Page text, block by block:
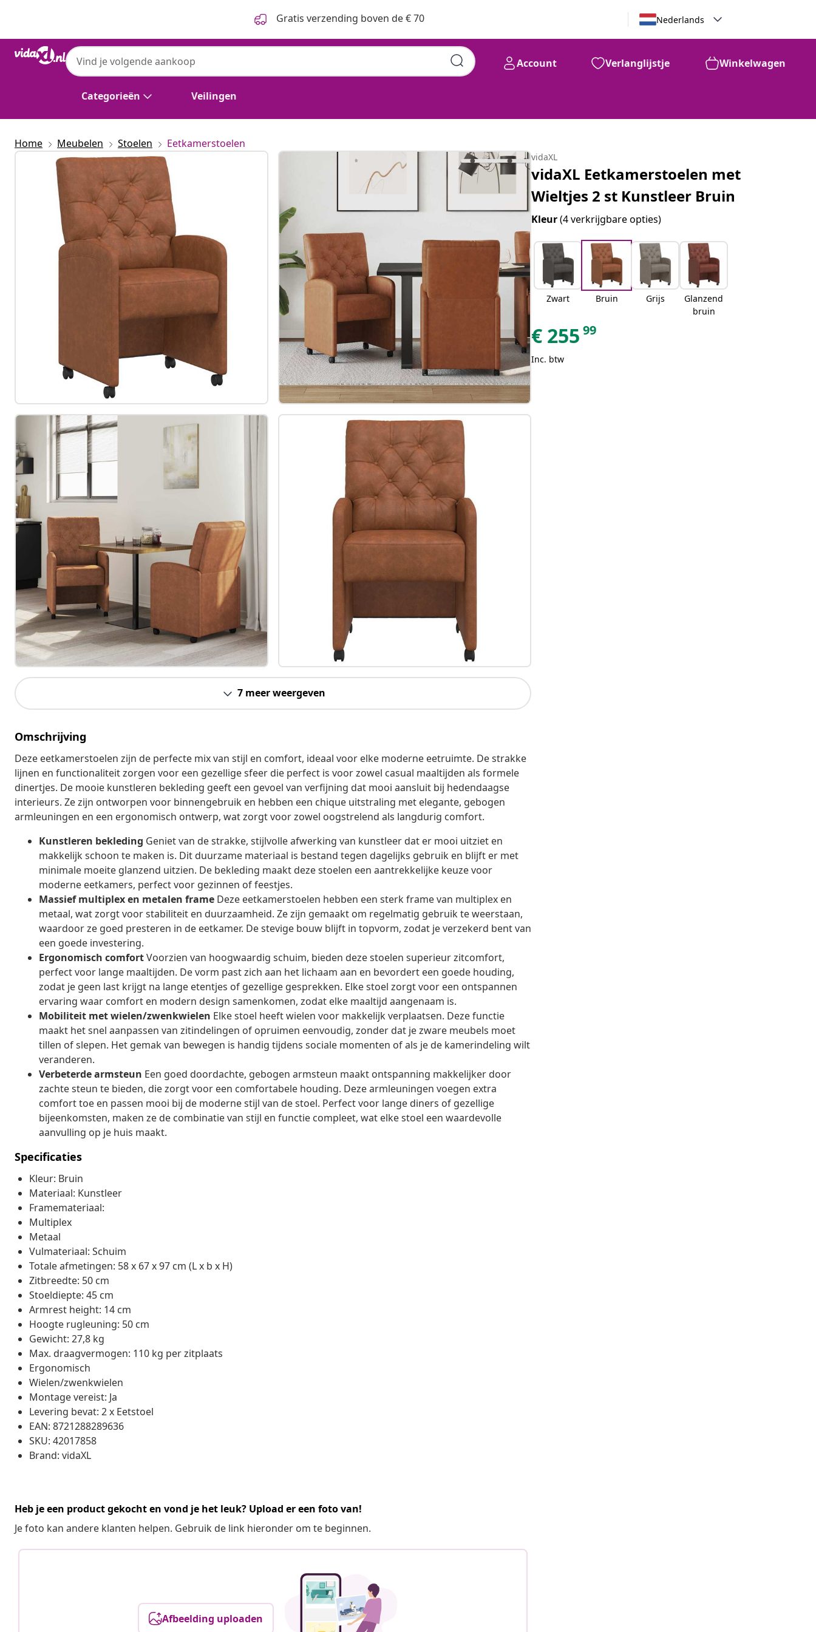
Gratis verzending boven de € 70 Nederlands
Categorieën Veilingen
Account Verlanglijstje Winkelwagen
Home Meubelen Stoelen Eetkamerstoelen
7 meer weergeven
Omschrijving
Deze eetkamerstoelen zijn de perfecte mix van stijl en comfort, ideaal voor elke moderne eetruimte. De strakke
lijnen en functionaliteit zorgen voor een gezellige sfeer die perfect is voor zowel casual maaltijden als formele
dinertjes. De mooie kunstleren bekleding geeft een gevoel van verfijning dat mooi aansluit bij hedendaagse
interieurs. Ze zijn ontworpen voor binnengebruik en hebben een chique uitstraling met elegante, gebogen
armleuningen en een ergonomisch ontwerp, wat zorgt voor zowel oogstrelend als langdurig comfort.
Kunstleren bekleding Geniet van de strakke, stijlvolle afwerking van kunstleer dat er mooi uitziet en
makkelijk schoon te maken is. Dit duurzame materiaal is bestand tegen dagelijks gebruik en blijft er met
minimale moeite glanzend uitzien. De bekleding maakt deze stoelen een aantrekkelijke keuze voor
moderne eetkamers, perfect voor gezinnen of feestjes.
Massief multiplex en metalen frame Deze eetkamerstoelen hebben een sterk frame van multiplex en
metaal, wat zorgt voor stabiliteit en duurzaamheid. Ze zijn gemaakt om regelmatig gebruik te weerstaan,
waardoor ze goed presteren in de eetkamer. De stevige bouw blijft in topvorm, zodat je verzekerd bent van
een goede investering.
Ergonomisch comfortVoorzien van hoogwaardig schuim, bieden deze stoelen superieur zitcomfort,
perfect voor lange maaltijden. De vorm past zich aan het lichaam aan en bevordert een goede houding,
zodat je geen last krijgt na lange etentjes of gezellige gesprekken. Elke stoel zorgt voor een ontspannen
ervaring waar comfort en modern design samenkomen, zodat elke maaltijd aangenaam is.
Mobiliteit met wielen/zwenkwielen Elke stoel heeft wielen voor makkelijk verplaatsen. Deze functie
maakt het snel aanpassen van zitindelingen of opruimen eenvoudig, zonder dat je zware meubels moet
tillen of slepen. Het gemak van bewegen is handig tijdens sociale momenten of als je de kamerindeling wilt
veranderen.
Verbeterde armsteun Een goed doordachte, gebogen armsteun maakt ontspanning makkelijker door
zachte steun te bieden, die zorgt voor een comfortabele houding. Deze armleuningen voegen extra
comfort toe en passen mooi bij de moderne stijl van de stoel. Perfect voor lange diners of gezellige
bijeenkomsten, maken ze de combinatie van stijl en functie compleet, wat elke stoel een waardevolle
aanvulling op je huis maakt.
Specificaties
Kleur: Bruin
Materiaal: Kunstleer
Framemateriaal:
Multiplex
Metaal
Vulmateriaal: Schuim
Totale afmetingen: 58 x 67 x 97 cm (L x b x H)
Zitbreedte: 50 cm
Stoeldiepte: 45 cm
Armrest height: 14 cm
Hoogte rugleuning: 50 cm
Gewicht: 27,8 kg
Max. draagvermogen: 110 kg per zitplaats
Ergonomisch
Wielen/zwenkwielen
Montage vereist: Ja
Levering bevat: 2 x Eetstoel
EAN: 8721288289636
SKU: 42017858
Brand: vidaXL
Heb je een product gekocht en vond je het leuk? Upload er een foto van!
Je foto kan andere klanten helpen. Gebruik de link hieronder om te beginnen.
Afbeelding uploaden
vidaXL
vidaXL Eetkamerstoelen met
Wieltjes 2 st Kunstleer Bruin
Kleur(4 verkrijgbare opties)
Zwart Bruin Grijs
Glanzend
bruin
€ 255 99
Inc. btw